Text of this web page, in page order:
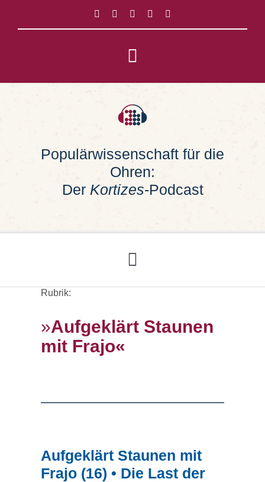
springen
Toggle
Navigation
Impressum
Populärwissenschaft für die
Ohren:
Der Kortizes-Podcast
Toggle
Navigation
Rubriken
Rubrik:
»Aufgeklärt Staunen
mit Frajo«
Aufgeklärt Staunen mit
Frajo (16) • Die Last der